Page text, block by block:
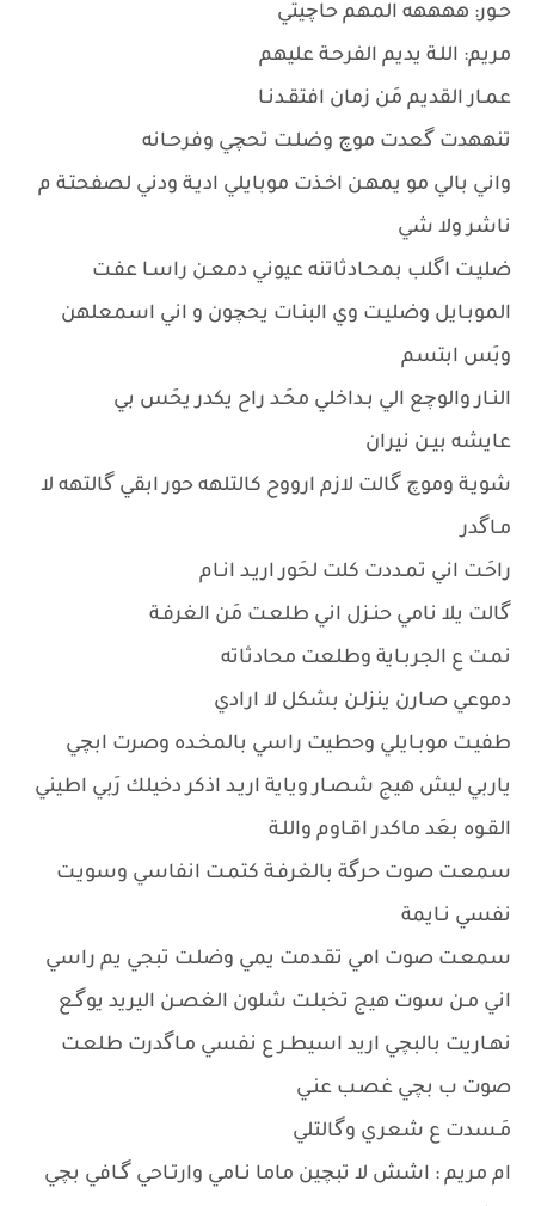
حـور: ههههه المهم حاچيتي
مريم: اللـة يديم الفرحـة عليهم
عمـار القديم مَن زمان افتقـدنـا
تنههدت گعدت موچ وضلـت تحچي وفرحـانه
واني بالي مو يمهـن اخـذت موبايلي اديـة ودني لصفحتـة م
ناشر ولا شي
ضليـت اگلب بمحـادثاتنه عيوني دمعـن راسـا عفـت
الموبـايل وضليـت وي البنـات يحچون و اني اسمعلهن
وبَس ابتسم
النـار والوچع الي بـداخلي محَـد راح يكدر يحَس بي
عايشه بيـن نيران
شويـة وموچ گالت لازم ارووح كالتلهه حور ابقي گالتهه لا
مـاگدر
راحَـت اني تمـددت كلت لحَور اريـد انـام
گالت يلا نامي حنـزل اني طلعـت مَن الغرفـة
نمـت ع الجربـاية وطلعت محادثاته
دموعي صـارن ينزلـن بشكل لا ارادي
طفيـت موبـايلي وحطيت راسي بالمخـده وصرت ابچي
ياربي ليش هيج شصـار وياية اريـد اذكر دخيلك رَبي اطيني
القـوه بعَد ماكدر اقـاوم واللـة
سمعـت صوت حرگة بالغرفـة كتمـت انفاسي وسويـت
نفسي نـايمة
سمعـت صوت امي تقـدمت يمي وضلـت تبجي يم راسي
اني مـن سوت هيج تخبلـت شلون الغصـن اليريد يوگـع
نهـاريت بالبچي اريد اسيطـر ع نفسي مـاگدرت طلعـت
صوت ب بچي غصـب عنـي
مَـسدت ع شعري وگالتلي
ام مريم : اشش لا تبچين ماما نـامي وارتـاحي گـافي بچي